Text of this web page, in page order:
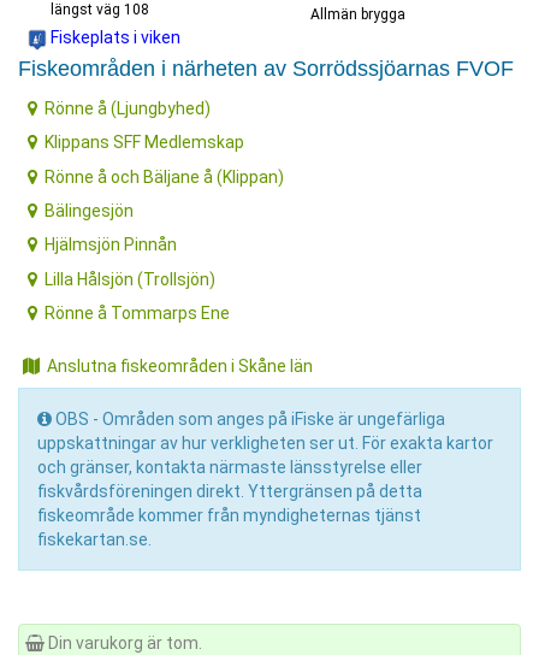
längst väg 108
Fiskeplats i viken
Allmän brygga
Fiskeområden i närheten av Sorrödssjöarnas FVOF
Rönne å (Ljungbyhed)
Klippans SFF Medlemskap
Rönne å och Bäljane å (Klippan)
Bälingesjön
Hjälmsjön Pinnån
Lilla Hålsjön (Trollsjön)
Rönne å Tommarps Ene
Anslutna fiskeområden i Skåne län
OBS - Områden som anges på iFiske är ungefärliga
uppskattningar av hur verkligheten ser ut. För exakta kartor
och gränser, kontakta närmaste länsstyrelse eller
fiskvårdsföreningen direkt. Yttergränsen på detta
fiskeområde kommer från myndigheternas tjänst
fiskekartan.se.
Din varukorg är tom.